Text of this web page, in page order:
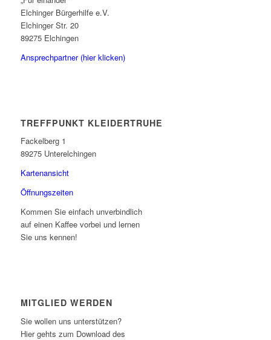
Elchinger Bürgerhilfe e.V.
Elchinger Str. 20
89275 Elchingen
Ansprechpartner (hier klicken)
TREFFPUNKT KLEIDERTRUHE
Fackelberg 1
89275 Unterelchingen
Kartenansicht
Öffnungszeiten
Kommen Sie einfach unverbindlich
auf einen Kaffee vorbei und lernen
Sie uns kennen!
MITGLIED WERDEN
Sie wollen uns unterstützen?
Hier gehts zum Download des